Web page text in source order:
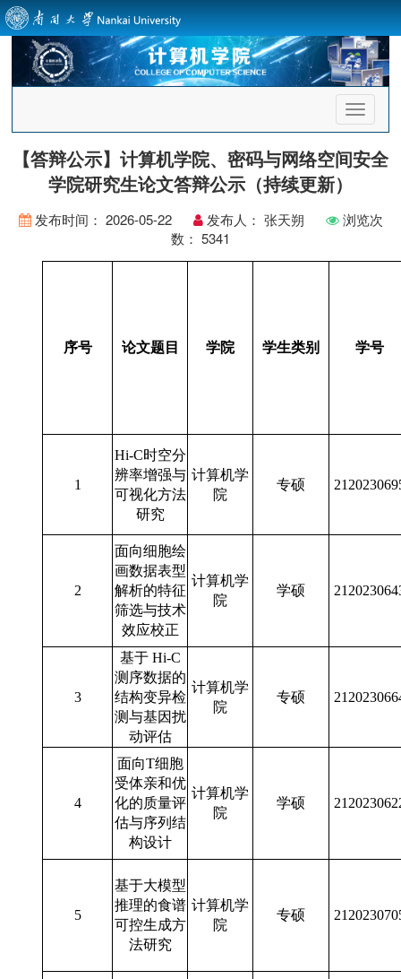
首
页
导
航
【答辩公示】计算机学院、密码与网络空间安全
学院研究生论文答辩公示（持续更新）
发布时间： 2026-05-22 发布人： 张天朔
浏览次
数： 5341
序号 论文题目 学院 学生类别 学号
1
Hi-C时空分
辨率增强与
可视化方法
研究
计算机学
院
专硕
2
面向细胞绘
画数据表型
解析的特征
筛选与技术
效应校正
计算机学
院
学硕
3
基于 Hi-C
测序数据的
结构变异检
测与基因扰
动评估
计算机学
院
专硕
4
面向T细胞
受体亲和优
化的质量评
估与序列结
构设计
计算机学
院
学硕
5
基于大模型
推理的食谱
可控生成方
法研究
计算机学
院
专硕